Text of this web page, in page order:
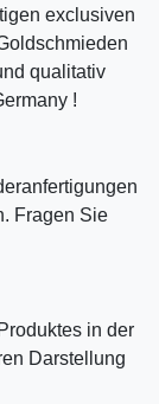
exclusiven
qualitativ
!
Fragen Sie
in der
Darstellung